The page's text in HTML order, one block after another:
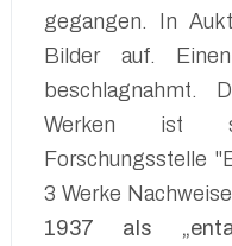
gegangen. In
Bilder auf.
beschlagnahmt.
Werken ist
Forschungsstelle
3 Werke
1937 als